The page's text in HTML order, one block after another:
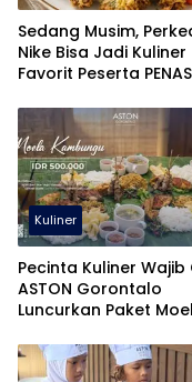
Sedang Musim,
Nike Bisa Jadi Kuliner
Favorit Peserta
Kuliner
Pecinta Kuliner Wajib
ASTON Gorontalo
Luncurkan Paket